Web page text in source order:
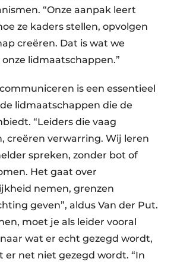
“Onze aanpak leert
ze kaders stellen, opvolgen
creëren. Dat is wat we
lidmaatschappen.”
is een essentieel
lidmaatschappen die de
“Leiders die vaag
creëren verwarring. Wij leren
spreken, zonder bot of
Het gaat over
nemen, grenzen
geven”, aldus Van der Put.
moet je als leider vooral
wat er echt gezegd wordt,
er net niet gezegd wordt. “In